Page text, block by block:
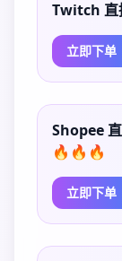
Twitch 直
立即下单
Shopee
🔥🔥🔥
立即下单